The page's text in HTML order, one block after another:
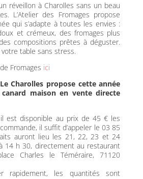
réveillon à Charolles sans un beau
L’Atelier des Fromages propose
qui s’adapte à toutes les envies :
et crémeux, des fromages plus
compositions prêtes à déguster.
table sans stress.
Fromages ici
Charolles propose cette année
maison en vente directe
est disponible au prix de 45 € les
il suffit d’appeler le 03 85
auront lieu les 21, 22, 23 et 24
14 h 30, directement au restaurant
Charles le Téméraire, 71120
rapidement, les quantités sont